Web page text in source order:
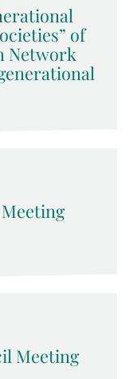
of
Network
Meeting